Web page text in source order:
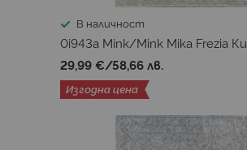
В наличност
0i943a Mink/Mink Mika Frezia
29,99 €/58,66 лв.
Изгодна цена